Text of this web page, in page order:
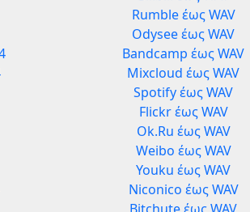
Rumble έως WAV
Odysee έως WAV
Bandcamp έως WAV
Mixcloud έως WAV
Spotify έως WAV
Flickr έως WAV
Ok.Ru έως WAV
Weibo έως WAV
Youku έως WAV
Niconico έως WAV